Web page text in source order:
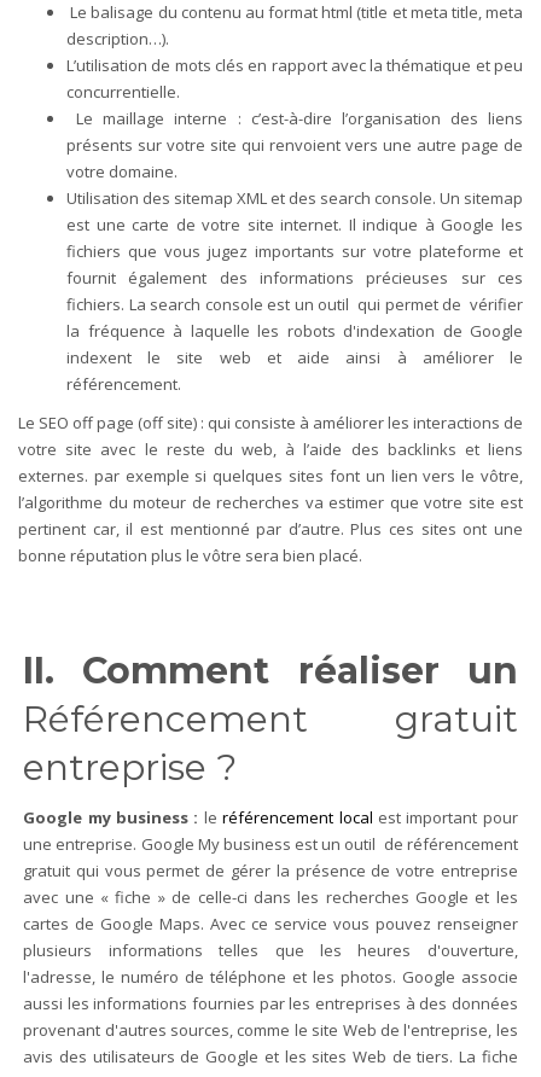
Le balisage du contenu au format html (title et meta title, meta
description…).
L’utilisation de mots clés en rapport avec la thématique et peu
concurrentielle.
Le maillage interne : c’est-à-dire l’organisation des liens
présents sur votre site qui renvoient vers une autre page de
votre domaine.
Utilisation des sitemap XML et des search console. Un sitemap
est une carte de votre site internet. Il indique à Google les
fichiers que vous jugez importants sur votre plateforme et
fournit également des informations précieuses sur ces
fichiers. La search console est un outil qui permet de vérifier
la fréquence à laquelle les robots d'indexation de Google
indexent le site web et aide ainsi à améliorer le
référencement.
Le SEO off page (off site) : qui consiste à améliorer les interactions de
votre site avec le reste du web, à l’aide des backlinks et liens
externes. par exemple si quelques sites font un lien vers le vôtre,
l’algorithme du moteur de recherches va estimer que votre site est
pertinent car, il est mentionné par d’autre. Plus ces sites ont une
bonne réputation plus le vôtre sera bien placé.
II. Comment réaliser un
Référencement gratuit
entreprise ?
Google my business : leréférencement local est important pour
une entreprise. Google My business est un outil de référencement
gratuit qui vous permet de gérer la présence de votre entreprise
avec une « fiche » de celle-ci dans les recherches Google et les
cartes de Google Maps. Avec ce service vous pouvez renseigner
plusieurs informations telles que les heures d'ouverture,
l'adresse, le numéro de téléphone et les photos. Google associe
aussi les informations fournies par les entreprises à des données
provenant d'autres sources, comme le site Web de l'entreprise, les
avis des utilisateurs de Google et les sites Web de tiers. La fiche